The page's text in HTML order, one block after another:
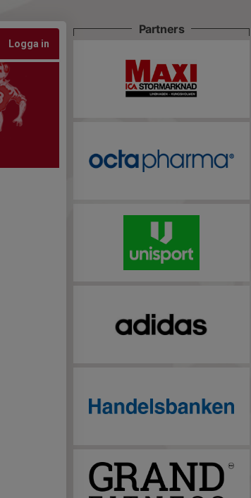
Logga in
Partners